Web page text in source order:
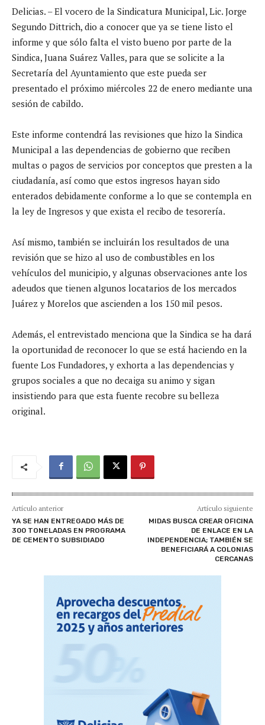
Delicias. – El vocero de la Sindicatura Municipal, Lic. Jorge
Segundo Dittrich, dio a conocer que ya se tiene listo el
informe y que sólo falta el visto bueno por parte de la
Sindica, Juana Suárez Valles, para que se solicite a la
Secretaría del Ayuntamiento que este pueda ser
presentado el próximo miércoles 22 de enero mediante una
sesión de cabildo.
Este informe contendrá las revisiones que hizo la Sindica
Municipal a las dependencias de gobierno que reciben
multas o pagos de servicios por conceptos que presten a la
ciudadanía, así como que estos ingresos hayan sido
enterados debidamente conforme a lo que se contempla en
la ley de Ingresos y que exista el recibo de tesorería.
Así mismo, también se incluirán los resultados de una
revisión que se hizo al uso de combustibles en los
vehículos del municipio, y algunas observaciones ante los
adeudos que tienen algunos locatarios de los mercados
Juárez y Morelos que ascienden a los 150 mil pesos.
Además, el entrevistado menciona que la Sindica se ha dará
la oportunidad de reconocer lo que se está haciendo en la
fuente Los Fundadores, y exhorta a las dependencias y
grupos sociales a que no decaiga su animo y sigan
insistiendo para que esta fuente recobre su belleza
original.
Artículo anterior
YA SE HAN ENTREGADO MÁS DE
300 TONELADAS EN PROGRAMA
DE CEMENTO SUBSIDIADO
Artículo siguiente
MIDAS BUSCA CREAR OFICINA
DE ENLACE EN LA
INDEPENDENCIA; TAMBIÉN SE
BENEFICIARÁ A COLONIAS
CERCANAS